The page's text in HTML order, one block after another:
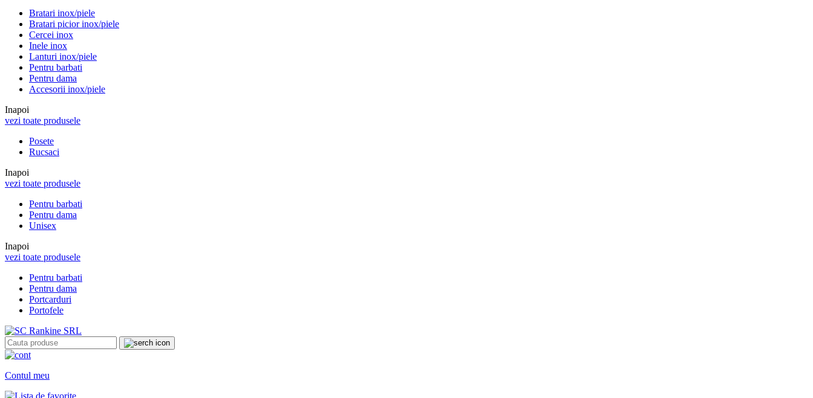
Bratari inox/piele
Bratari picior inox/piele
Cercei inox
Inele inox
Lanturi inox/piele
Pentru barbati
Pentru dama
Accesorii inox/piele
Inapoi
vezi toate produsele
Posete
Rucsaci
Inapoi
vezi toate produsele
Pentru barbati
Pentru dama
Unisex
Inapoi
vezi toate produsele
Pentru barbati
Pentru dama
Portcarduri
Portofele
Contul meu